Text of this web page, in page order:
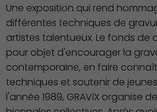
Une exposition qui rend
différentes techniques de
artistes talentueux. Le fonds de
pour objet d'encourager la
contemporaine, en faire
techniques et soutenir de
l'année 1989, GRAViX organise